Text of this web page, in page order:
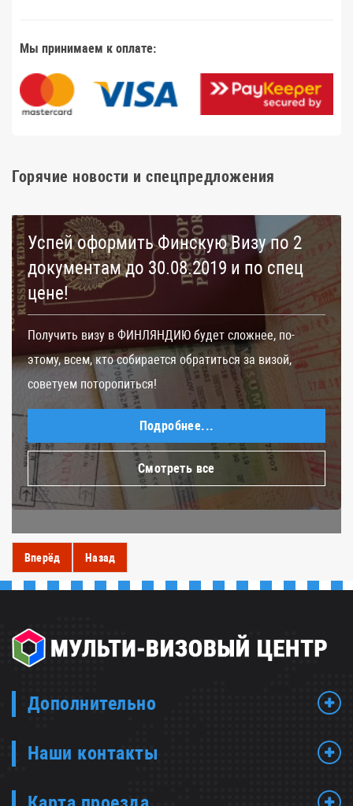
Мы принимаем к оплате:
Горячие новости и спецпредложения
Успей оформить Финскую Визу по 2
документам до 30.08.2019 и по спец
цене!
Получить визу в ФИНЛЯНДИЮ будет сложнее, по-
этому, всем, кто собирается обратиться за визой,
советуем поторопиться!
Подробнее...
Смотреть все
Вперёд Назад
Дополнительно
Наши контакты